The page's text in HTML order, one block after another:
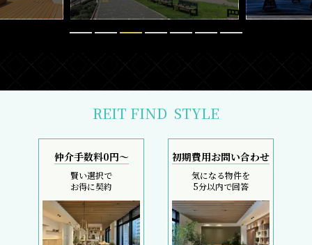
REIT FIND STYLE
仲介手数料0円～
賢い選択で
お得に契約
初期費用お問い合わせ
気になる物件を
5分以内で回答